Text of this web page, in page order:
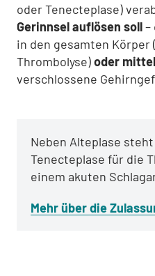
oder Tenecteplase)
Gerinnsel auflösen soll–
in den gesamten Körper
Thrombolyse)oder
verschlossene
Neben Alteplase
Tenecteplase für die
einem akuten
Mehr über die